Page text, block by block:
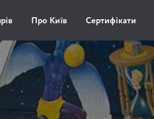
Про Київ Сертифікати